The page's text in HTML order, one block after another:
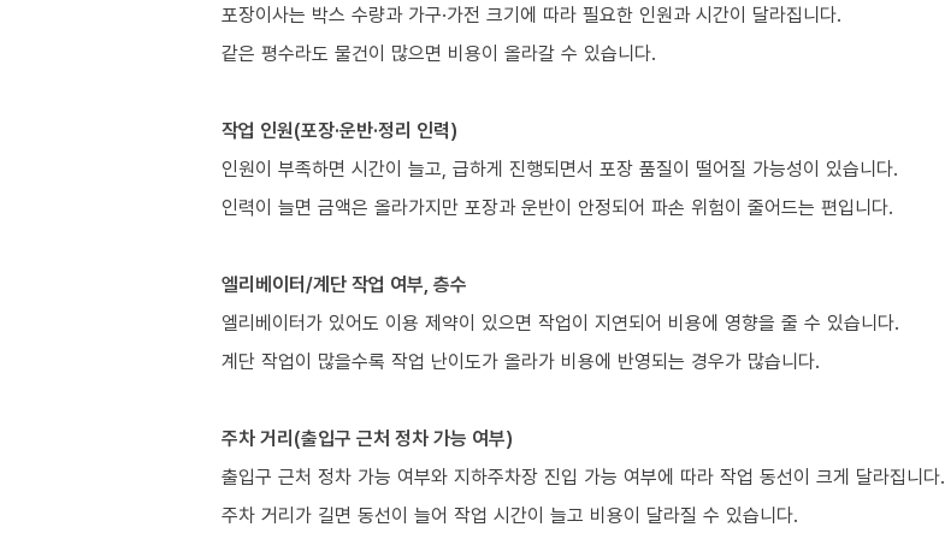
포장이사는 박스 수량과 가구·가전 크기에 따라 필요한 인원과 시간이 달라집니다.
같은 평수라도 물건이 많으면 비용이 올라갈 수 있습니다.
작업 인원(포장·운반·정리 인력)
인원이 부족하면 시간이 늘고, 급하게 진행되면서 포장 품질이 떨어질 가능성이 있습니다.
인력이 늘면 금액은 올라가지만 포장과 운반이 안정되어 파손 위험이 줄어드는 편입니다.
엘리베이터/계단 작업 여부, 층수
엘리베이터가 있어도 이용 제약이 있으면 작업이 지연되어 비용에 영향을 줄 수 있습니다.
계단 작업이 많을수록 작업 난이도가 올라가 비용에 반영되는 경우가 많습니다.
주차 거리(출입구 근처 정차 가능 여부)
출입구 근처 정차 가능 여부와 지하주차장 진입 가능 여부에 따라 작업 동선이 크게 달라집니다.
주차 거리가 길면 동선이 늘어 작업 시간이 늘고 비용이 달라질 수 있습니다.